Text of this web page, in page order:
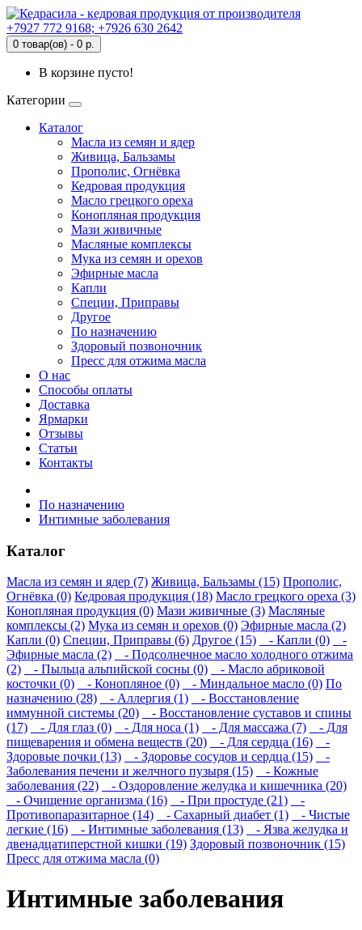
+7927 772 9168; +7926 630 2642
0 товар(ов) - 0 р.
В корзине пусто!
Категории
Каталог
Масла из семян и ядер
Живица, Бальзамы
Прополис, Огнёвка
Кедровая продукция
Масло грецкого ореха
Конопляная продукция
Мази живичные
Масляные комплексы
Мука из семян и орехов
Эфирные масла
Капли
Специи, Приправы
Другое
По назначению
Здоровый позвоночник
Пресс для отжима масла
О нас
Способы оплаты
Доставка
Ярмарки
Отзывы
Статьи
Контакты
По назначению
Интимные заболевания
Каталог
Масла из семян и ядер (7) Живица, Бальзамы (15) Прополис,
Огнёвка (0) Кедровая продукция (18) Масло грецкого ореха (3)
Конопляная продукция (0) Мази живичные (3) Масляные
комплексы (2) Мука из семян и орехов (0) Эфирные масла (2)
Капли (0) Специи, Приправы (6) Другое (15) - Капли (0)
-
Эфирные масла (2)
- Подсолнечное масло холодного отжима
(2)
- Пыльца альпийской сосны (0)
- Масло абриковой
косточки (0)
- Конопляное (0) - Миндальное масло (0) По
назначению (28)
- Аллергия (1)
- Восстановление
иммунной системы (20)
- Восстановление суставов и спины
(17)
- Для глаз (0) - Для носа (1) - Для массажа (7)
- Для
пищеварения и обмена веществ (20)
- Для сердца (16)
-
Здоровые почки (13)
- Здоровье сосудов и сердца (15)
-
Заболевания печени и желчного пузыря (15)
- Кожные
заболевания (22)
- Оздоровление желудка и кишечника (20)
- Очищение организма (16)
- При простуде (21)
-
Противопаразитарное (14)
- Сахарный диабет (1)
- Чистые
легкие (16)
- Интимные заболевания (13)
- Язва желудка и
двенадцатиперстной кишки (19) Здоровый позвоночник (15)
Пресс для отжима масла (0)
Интимные заболевания